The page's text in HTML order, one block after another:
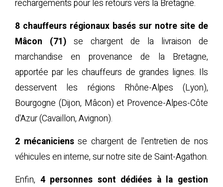
rechargements pour les retours vers la Bretagne.
8 chauffeurs régionaux basés sur notre site de
Mâcon (71) se chargent de la livraison de
marchandise en provenance de la Bretagne,
apportée par les chauffeurs de grandes lignes. Ils
desservent les régions Rhône-Alpes (Lyon),
Bourgogne (Dijon, Mâcon) et Provence-Alpes-Côte
d'Azur (Cavaillon, Avignon).
2 mécaniciensse chargent de l'entretien de nos
véhicules en interne, sur notre site de Saint-Agathon.
Enfin, 4 personnes sont dédiées à la gestion